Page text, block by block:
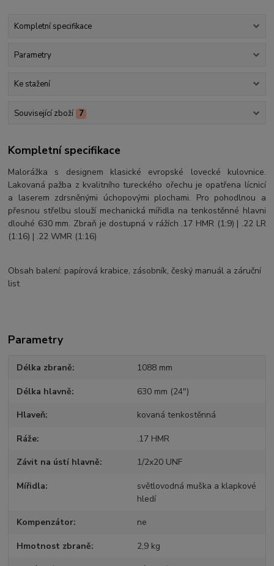
Kompletní specifikace
Parametry
Ke stažení
Související zboží 7
Kompletní specifikace
Malorážka s designem klasické evropské lovecké kulovnice.
Lakovaná pažba z kvalitního tureckého ořechu je opatřena lícnicí
a laserem zdrsněnými úchopovými plochami. Pro pohodlnou a
přesnou střelbu slouží mechanická mířidla na tenkostěnné hlavni
dlouhé 630 mm. Zbraň je dostupná v rážích .17 HMR (1:9) | .22 LR
(1:16) | .22 WMR (1:16)
Obsah balení: papírová krabice, zásobník, český manuál a záruční
list
Parametry
Délka zbraně 1088 mm
Délka hlavně 630 mm (24")
Hlaveň kovaná tenkostěnná
Ráže .17 HMR
Závit na ústí hlavně 1/2x20 UNF
Mířidla
světlovodná muška a klapkové
hledí
Kompenzátor ne
Hmotnost zbraně 2,9 kg